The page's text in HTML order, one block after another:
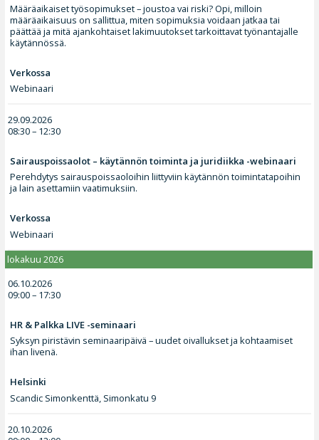
Määräaikaiset työsopimukset – joustoa vai riski? Opi, milloin
määräaikaisuus on sallittua, miten sopimuksia voidaan jatkaa tai
päättää ja mitä ajankohtaiset lakimuutokset tarkoittavat työnantajalle
käytännössä.
Verkossa
Webinaari
29.09.2026
08:30 – 12:30
Sairauspoissaolot – käytännön toiminta ja juridiikka -webinaari
Perehdytys sairauspoissaoloihin liittyviin käytännön toimintatapoihin
ja lain asettamiin vaatimuksiin.
Verkossa
Webinaari
lokakuu 2026
06.10.2026
09:00 – 17:30
HR & Palkka LIVE -seminaari
Syksyn piristävin seminaaripäivä – uudet oivallukset ja kohtaamiset
ihan livenä.
Helsinki
Scandic Simonkenttä, Simonkatu 9
20.10.2026